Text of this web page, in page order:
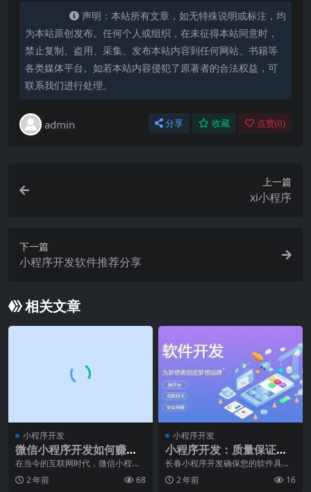
声明：本站所有文章，如无特殊说明或标注，均
为本站原创发布。任何个人或组织，在未征得本站同意时，
禁止复制、盗用、采集、发布本站内容到任何网站、书籍等
各类媒体平台。如若本站内容侵犯了原著者的合法权益，可
联系我们进行处理。
admin 分享 收藏 点赞(0)
上一篇
xi小程序
下一篇
小程序开发软件推荐分享
相关文章
小程序开发
微信小程序开发如何赚
钱？这五个方法教你盈利
在当今的互联网时代，微信小程序
已经成为了一种新的商业模式。尤
其长春微信小程序开发
2 年前 68
小程序开发
小程序开发：质量保证中
回归测试的力量
长春小程序开发确保您的软件具有
一致的性能，并通过回归测试见解
发现新的错误。"&g...
2 年前 16